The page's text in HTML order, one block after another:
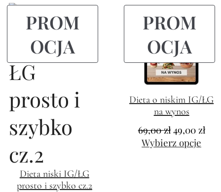
PROM
OCJA
Dieta niski IG/ŁG
prosto i szybko cz.2
PROM
OCJA
Dieta o niskim IG/ŁG
na wynos
69,00zł 49,00 zł
Wybierz opcje